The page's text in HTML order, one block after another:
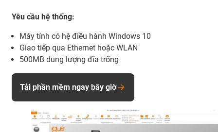
Yêu cầu hệ thống:
Máy tính có hệ điều hành Windows 10
Giao tiếp qua Ethernet hoặc WLAN
500MB dung lượng đĩa trống
Tải phần mềm ngay bây giờ